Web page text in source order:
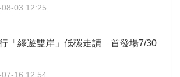
08-03 12:25
「綠遊雙岸」低碳走讀 首發場7/30
07-16 12:54